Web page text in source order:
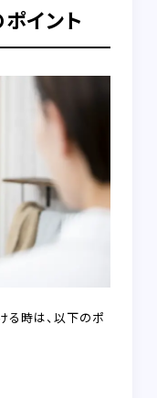
イント
る時は、以下のポ